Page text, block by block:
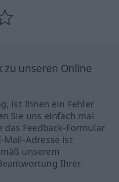
zu unseren Online
ist Ihnen ein Fehler
Sie uns einfach mal
das Feedback-Formular
Mail-Adresse ist
unserem
Ihrer